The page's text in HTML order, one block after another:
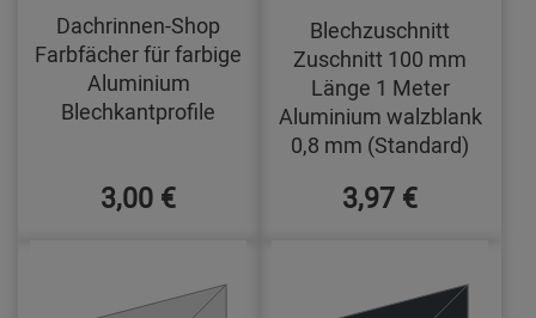
Dachrinnen-Shop
Farbfächer für farbige
Aluminium
Blechkantprofile
3,00 €
Blechzuschnitt
Zuschnitt 100 mm
Länge 1 Meter
Aluminium walzblank
0,8 mm (Standard)
3,97 €